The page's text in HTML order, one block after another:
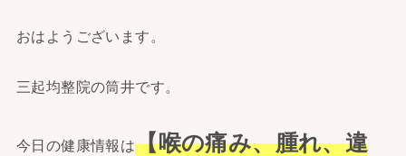
おはようございます。
三起均整院の筒井です。
今日の健康情報は【喉の痛み、腫れ、違